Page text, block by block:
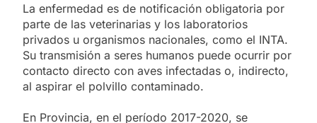
La enfermedad es de notificación obligatoria por
parte de las veterinarias y los laboratorios
privados u organismos nacionales, como el INTA.
Su transmisión a seres humanos puede ocurrir por
contacto directo con aves infectadas o, indirecto,
al aspirar el polvillo contaminado.
En Provincia, en el período 2017-2020, se